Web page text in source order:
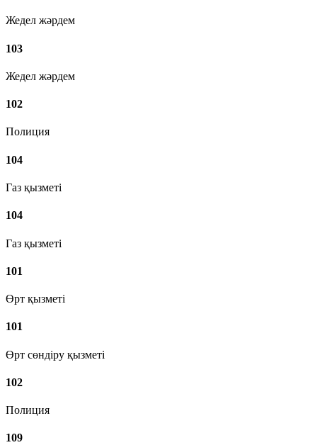
Жедел жәрдем
103
Жедел жәрдем
102
Полиция
104
Газ қызметі
104
Газ қызметі
101
Өрт қызметі
101
Өрт сөндіру қызметі
102
Полиция
109